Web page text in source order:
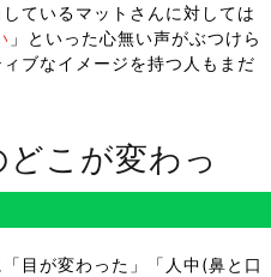
ているマットさんに対しては
」といった心無い声がぶつけら
ブなイメージを持つ人もまだ
こが変わっ
目が変わった」「人中(鼻と口